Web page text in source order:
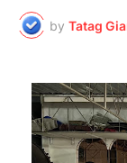
by Tatag